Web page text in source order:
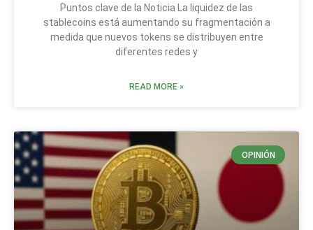
Puntos clave de la Noticia La liquidez de las
stablecoins está aumentando su fragmentación a
medida que nuevos tokens se distribuyen entre
diferentes redes y
READ MORE »
OPINIÓN